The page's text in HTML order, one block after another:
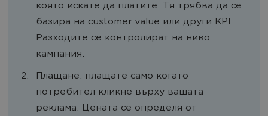
която искате да платите. Тя трябва да се
базира на customer value или други KPI.
Разходите се контролират на ниво
кампания.
Плащане: плащате само когато
потребител кликне върху вашата
реклама. Цената се определя от